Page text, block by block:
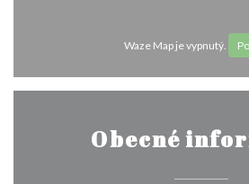
Waze Map je vypnutý.
Obecné